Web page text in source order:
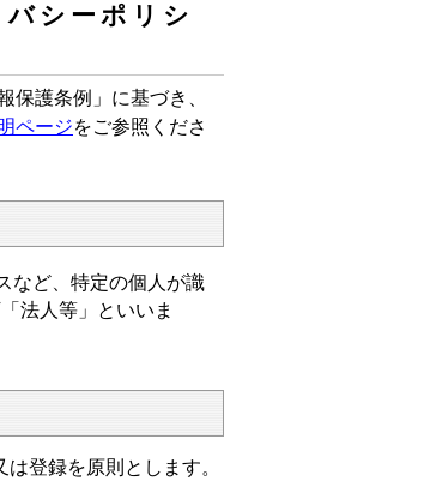
シーポリシ
護条例」に基づき、
ページをご参照くださ
など、特定の個人が識
法人等」といいま
登録を原則とします。